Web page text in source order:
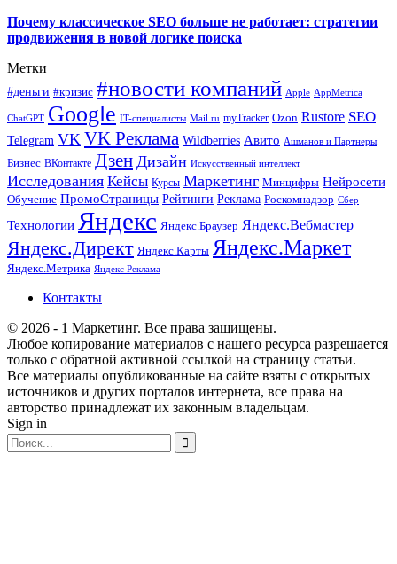
Почему классическое SEO больше не работает: стратегии
продвижения в новой логике поиска
Метки
#деньги #кризис #новости компаний Apple AppMetrica
ChatGPT Google IT-специалисты Mail.ru myTracker Ozon Rustore SEO
Telegram VK VK Реклама Wildberries Авито Ашманов и Партнеры
Бизнес ВКонтакте Дзен Дизайн Искусственный интеллект
Исследования Кейсы Курсы Маркетинг Минцифры Нейросети
Обучение ПромоСтраницы Рейтинги Реклама Роскомнадзор Сбер
Технологии Яндекс Яндекс.Браузер Яндекс.Вебмастер
Яндекс.Директ Яндекс.Карты Яндекс.Маркет
Яндекс.Метрика Яндекс Реклама
Контакты
© 2026 - 1 Маркетинг. Все права защищены.
Любое копирование материалов с нашего ресурса разрешается
только с обратной активной ссылкой на страницу статьи.
Все материалы опубликованные на сайте взяты с открытых
источников и других порталов интернета, все права на
авторство принадлежат их законным владельцам.
Sign in